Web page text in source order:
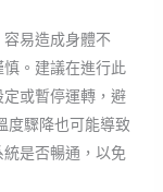
易造成身體不
。建議在進行此
或暫停運轉，避
度驟降也可能導致
是否暢通，以免